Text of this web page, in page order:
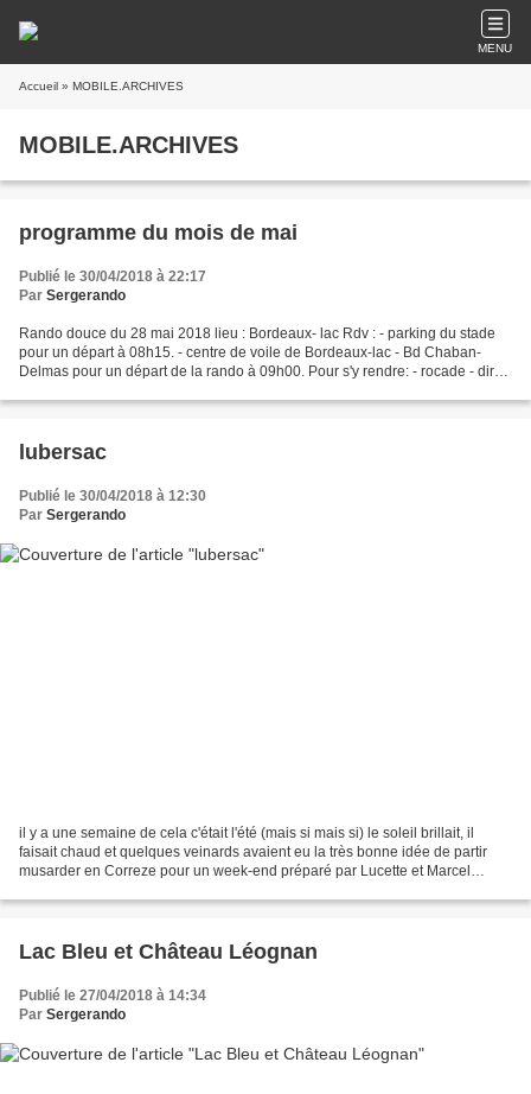
MENU
Accueil » MOBILE.ARCHIVES
MOBILE.ARCHIVES
programme du mois de mai
Publié le 30/04/2018 à 22:17
Par Sergerando
Rando douce du 28 mai 2018 lieu : Bordeaux- lac Rdv : - parking du stade
pour un départ à 08h15. - centre de voile de Bordeaux-lac - Bd Chaban-
Delmas pour un départ de la rando à 09h00. Pour s'y rendre: - rocade - dir
lubersac
Publié le 30/04/2018 à 12:30
Par Sergerando
il y a une semaine de cela c'était l'été (mais si mais si) le soleil brillait, il
faisait chaud et quelques veinards avaient eu la très bonne idée de partir
musarder en Correze pour un week-end préparé par Lucette et Marcel
Lac Bleu et Château Léognan
Publié le 27/04/2018 à 14:34
Par Sergerando